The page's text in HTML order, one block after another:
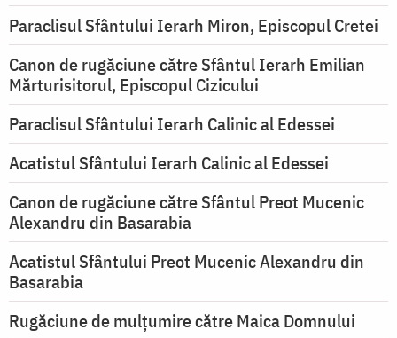
Paraclisul Sfântului Ierarh Miron, Episcopul Cretei
Canon de rugăciune către Sfântul Ierarh Emilian
Mărturisitorul, Episcopul Cizicului
Paraclisul Sfântului Ierarh Calinic al Edessei
Acatistul Sfântului Ierarh Calinic al Edessei
Canon de rugăciune către Sfântul Preot Mucenic
Alexandru din Basarabia
Acatistul Sfântului Preot Mucenic Alexandru din
Basarabia
Rugăciune de mulţumire către Maica Domnului